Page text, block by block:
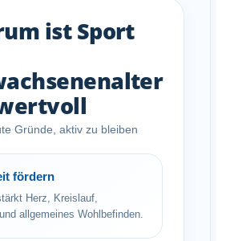
ist Sport
Gründe, aktiv zu bleiben
fördern
Herz, Kreislauf,
allgemeines Wohlbefinden.